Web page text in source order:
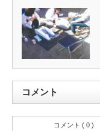
コメント
コメント ( 0 )